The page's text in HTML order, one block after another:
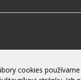
cookies